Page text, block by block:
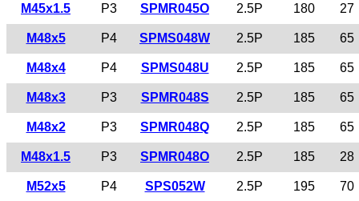
M45x1.5 P3 SPMR045O 2.5P 180 27
M48x5 P4 SPMS048W 2.5P 185 65
M48x4 P4 SPMS048U 2.5P 185 65
M48x3 P3 SPMR048S 2.5P 185 65
M48x2 P3 SPMR048Q 2.5P 185 65
M48x1.5 P3 SPMR048O 2.5P 185 28
M52x5 P4 SPS052W 2.5P 195 70